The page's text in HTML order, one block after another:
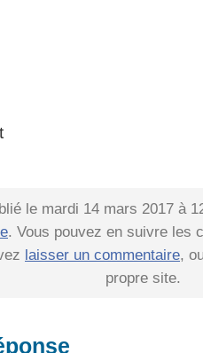
le mardi 14 mars 2017 à
. Vous pouvez en suivre les
laisser un commentaire,
propre site.